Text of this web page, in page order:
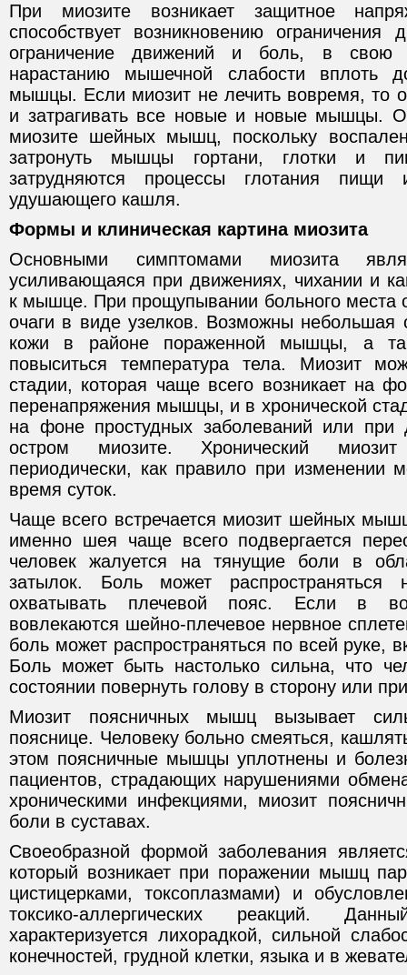
При миозите возникает защитное
способствует возникновению
ограничение движений и боль, в свою
нарастанию мышечной слабости вплоть
мышцы. Если миозит не лечить вовремя, то
и затрагивать все новые и новые мышцы.
миозите шейных мышц, поскольку
затронуть мышцы гортани, глотки и
затрудняются процессы глотания пищи
удушающего кашля.
Формы и клиническая картина миозита
Основными симптомами миозита
усиливающаяся при движениях, чихании и
к мышце. При прощупывании больного места
очаги в виде узелков. Возможны небольшая
кожи в районе пораженной мышцы, а
повыситься температура тела. Миозит
стадии, которая чаще всего возникает на
перенапряжения мышцы, и в хронической
на фоне простудных заболеваний или при
остром миозите. Хронический
периодически, как правило при изменении
время суток.
Чаще всего встречается миозит шейных
именно шея чаще всего подвергается
человек жалуется на тянущие боли в
затылок. Боль может
охватывать плечевой пояс. Если в
вовлекаются шейно-плечевое нервное
боль может распространяться по всей руке,
Боль может быть настолько сильна, что
состоянии повернуть голову в сторону или
Миозит поясничных мышц вызывает
пояснице. Человеку больно смеяться,
этом поясничные мышцы уплотнены и
пациентов, страдающих нарушениями
хроническими инфекциями, миозит
боли в суставах.
Своеобразной формой заболевания
который возникает при поражении мышц
цистицeрками, токсоплазмами) и
токсико-аллергических реакций.
характеризуется лихорадкой, сильной
конечностей, грудной клетки, языка и в